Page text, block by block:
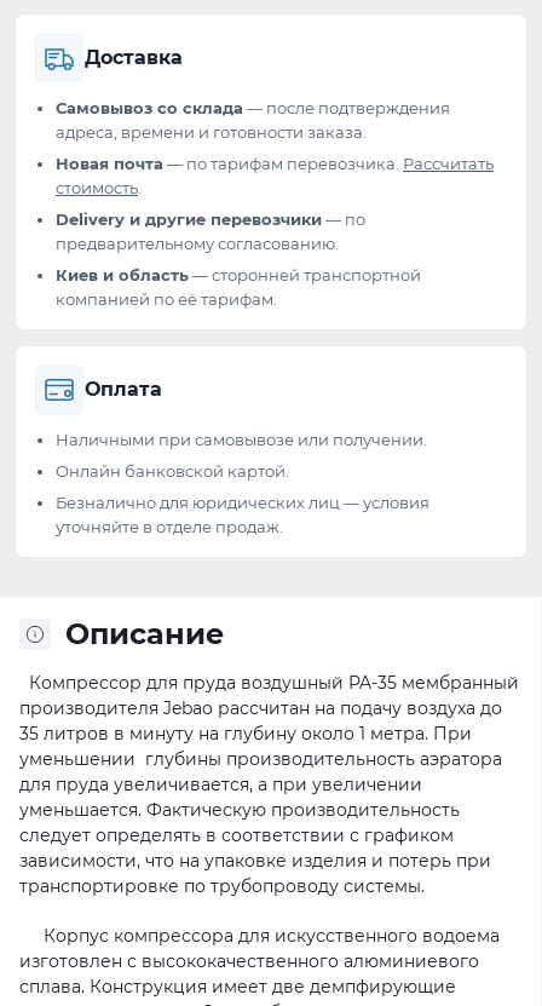
Доставка
Самовывоз со склада — после подтверждения
адреса, времени и готовности заказа.
Новая почта — по тарифам перевозчика. Рассчитать
стоимость
Delivery и другие перевозчики— по
предварительному согласованию.
Киев и область— сторонней транспортной
компанией по её тарифам.
Оплата
Наличными при самовывозе или получении.
Онлайн банковской картой.
Безналично для юридических лиц — условия
уточняйте в отделе продаж.
Описание
Компрессор для пруда воздушный PA-35 мембранный
производителя Jebao рассчитан на подачу воздуха до
35 литров в минуту на глубину около 1 метра. При
уменьшении глубины производительность аэратора
для пруда увеличивается, а при увеличении
уменьшается. Фактическую производительность
следует определять в соответствии с графиком
зависимости, что на упаковке изделия и потерь при
транспортировке по трубопроводу системы.
Корпус компрессора для искусственного водоема
изготовлен с высококачественного алюминиевого
сплава. Конструкция имеет две демпфирующие